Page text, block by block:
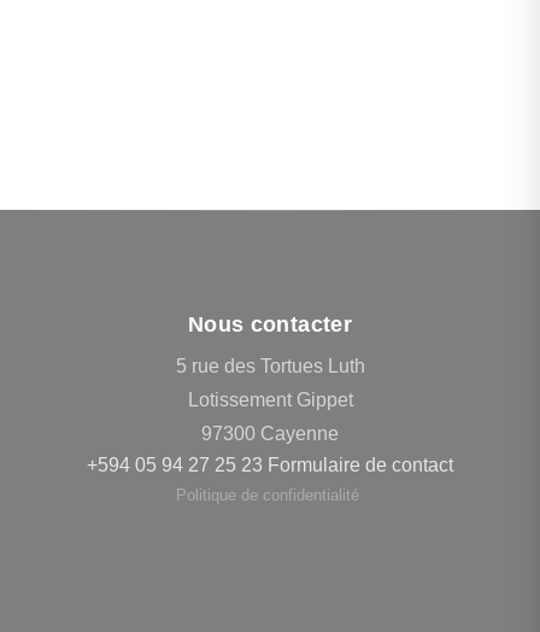
Nous contacter
5 rue des Tortues Luth
Lotissement Gippet
97300 Cayenne
+594 05 94 27 25 23 Formulaire de contact
Politique de confidentialité